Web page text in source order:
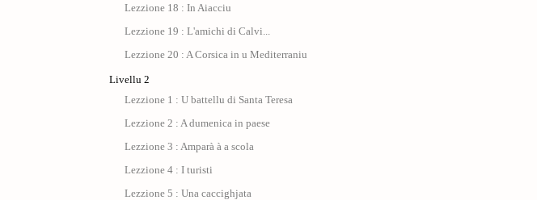
Lezzione 18 : In Aiacciu
Lezzione 19 : L'amichi di Calvi...
Lezzione 20 : A Corsica in u Mediterraniu
Livellu 2
Lezzione 1 : U battellu di Santa Teresa
Lezzione 2 : A dumenica in paese
Lezzione 3 : Amparà à a scola
Lezzione 4 : I turisti
Lezzione 5 : Una caccighjata